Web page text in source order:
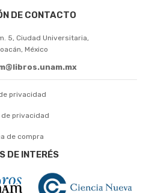
DE CONTACTO
5, Ciudad Universitaria,
México
privacidad
de privacidad
de compra
DE INTERÉS